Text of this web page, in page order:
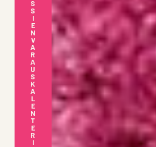
S
S
I
E
N
V
A
R
A
U
S
K
A
L
E
N
T
E
R
I